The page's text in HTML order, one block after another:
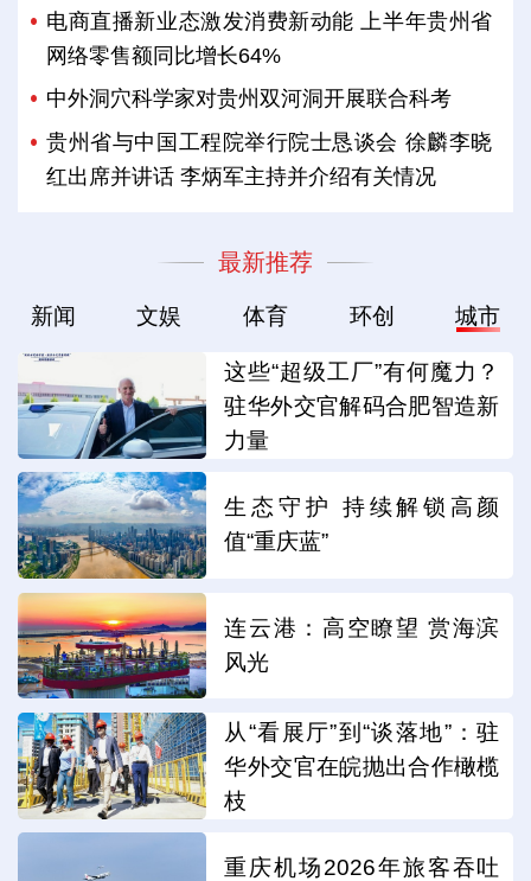
电商直播新业态激发消费新动能 上半年贵州省
网络零售额同比增长64%
中外洞穴科学家对贵州双河洞开展联合科考
贵州省与中国工程院举行院士恳谈会 徐麟李晓
红出席并讲话 李炳军主持并介绍有关情况
最新推荐
新闻 文娱 体育 环创 城市
这些“超级工厂”有何魔力？
驻华外交官解码合肥智造新
力量
生态守护 持续解锁高颜
值“重庆蓝”
连云港：高空瞭望 赏海滨
风光
从“看展厅”到“谈落地”：驻
华外交官在皖抛出合作橄榄
枝
重庆机场2026年旅客吞吐